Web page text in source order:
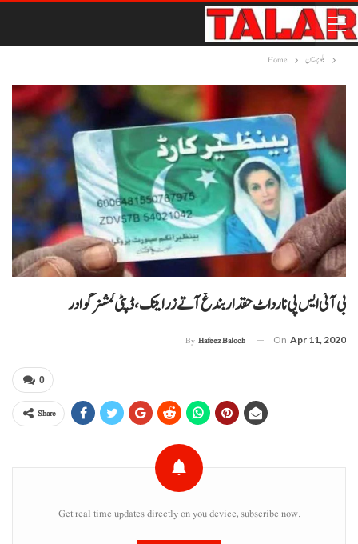
Home بلوچستان
بی آئی ایس پی نا رداٹ حقدار بندغ آتے زر ایتک، ڈپٹی کمشنر گوادر
By Hafeez Baloch On Apr 11, 2020
0
Share
Get real time updates directly on you device, subscribe now.